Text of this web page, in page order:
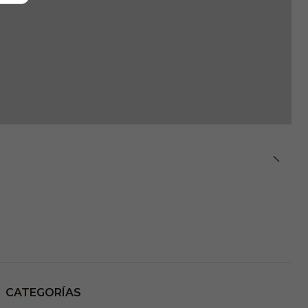
CATEGORÍAS